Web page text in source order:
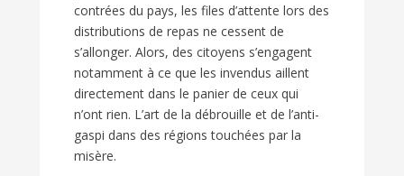
contrées du pays, les files d’attente lors des
distributions de repas ne cessent de
s’allonger. Alors, des citoyens s’engagent
notamment à ce que les invendus aillent
directement dans le panier de ceux qui
n’ont rien. L’art de la débrouille et de l’anti-
gaspi dans des régions touchées par la
misère.